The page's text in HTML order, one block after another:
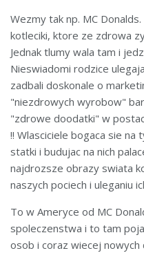
Wezmy tak np. MC
kotleciki, ktore ze zdrowa
Jednak tlumy wala tam i
Nieswiadomi rodzice
zadbali doskonale o
"niezdrowych wyrobow"
"zdrowe doodatki" w
!! Wlasciciele bogaca sie
statki i budujac na nich
najdrozsze obrazy swiata
naszych pociech i uleganiu
To w Ameryce od MC
spoleczenstwa i to tam
osob i coraz wiecej